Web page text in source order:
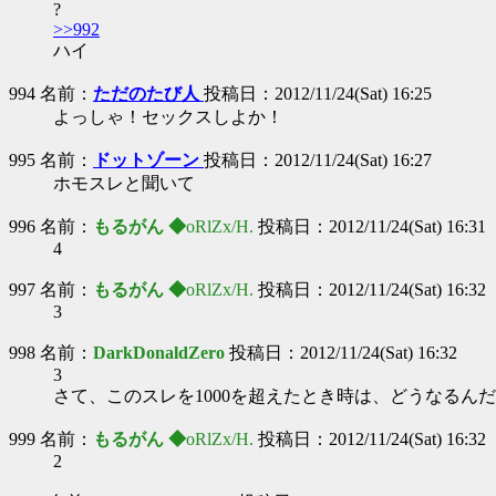
?
>>992
ハイ
994 名前： ただのたび人 投稿日：2012/11/24(Sat) 16:25
よっしゃ！セックスしよか！
995 名前： ドットゾーン 投稿日：2012/11/24(Sat) 16:27
ホモスレと聞いて
996 名前： もるがん ◆oRlZx/H. 投稿日：2012/11/24(Sat) 16:31
4
997 名前： もるがん ◆oRlZx/H. 投稿日：2012/11/24(Sat) 16:32
3
998 名前： DarkDonaldZero 投稿日：2012/11/24(Sat) 16:32
3
さて、このスレを1000を超えたとき時は、どうなるん
999 名前： もるがん ◆oRlZx/H. 投稿日：2012/11/24(Sat) 16:32
2